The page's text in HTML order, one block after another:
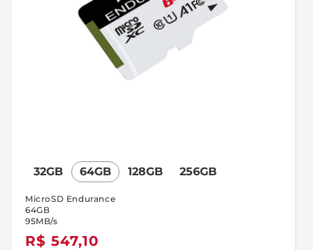
32GB 64GB 128GB 256GB
Preço
R$ 547,10
MicroSD Endurance
64GB
95MB/s